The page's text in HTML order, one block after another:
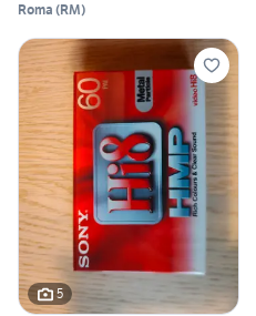
Roma (RM)
5